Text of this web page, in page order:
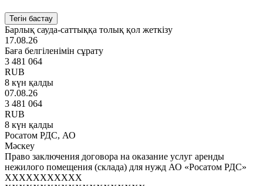
Тегін бастау
Барлық сауда-саттыққа толық қол жеткізу
17.08.26
Баға белгіленімін сұрату
3 481 064
RUB
8 күн қалды
07.08.26
3 481 064
RUB
8 күн қалды
Росатом РДС, АО
Мәскеу
Право заключения договора на оказание услуг аренды
нежилого помещения (склада) для нужд АО «Росатом РДС»
XXXXXXXXXXX